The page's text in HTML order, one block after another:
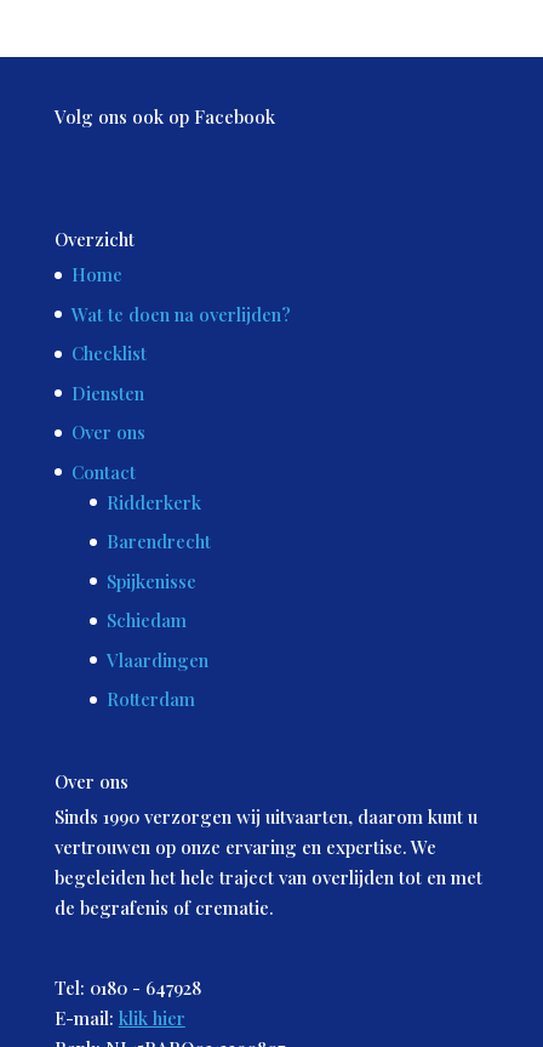
Volg ons ook op Facebook
Overzicht
Home
Wat te doen na overlijden?
Checklist
Diensten
Over ons
Contact
Ridderkerk
Barendrecht
Spijkenisse
Schiedam
Vlaardingen
Rotterdam
Over ons
Sinds 1990 verzorgen wij uitvaarten, daarom kunt u
vertrouwen op onze ervaring en expertise. We
begeleiden het hele traject van overlijden tot en met
de begrafenis of crematie.
Tel: 0180 - 647928
E-mail: klik hier